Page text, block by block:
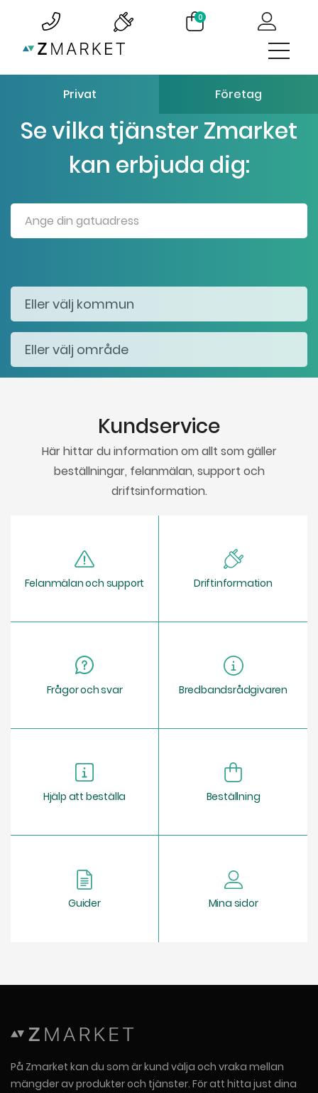
0
Privat Företag
Se vilka tjänster Zmarket
kan erbjuda dig:
Kundservice
Här hittar du information om allt som gäller
beställningar, felanmälan, support och
driftsinformation.
Felanmälan och support Driftinformation
Frågor och svar Bredbandsrådgivaren
Hjälp att beställa Beställning
Guider Mina sidor
På Zmarket kan du som är kund välja och vraka mellan
mängder av produkter och tjänster. För att hitta just dina